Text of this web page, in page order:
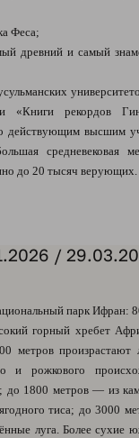
Феса;
древний и самый
«Книги рекордов
действующим высшим
средневековая
до 20 тысяч верующих.
/
парк Ифран:
горный хребет
метров произрастают
и рожкового
до 1800 метров — из
тиса; до 3000
луга. Более сухие